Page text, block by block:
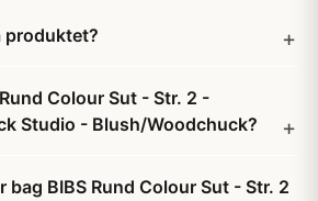
produktet?
Colour Sut - Str. 2 -
Studio - Blush/Woodchuck?
BIBS Rund Colour Sut - Str. 2